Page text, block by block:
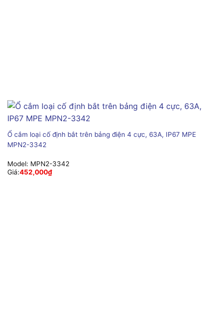
Ổ cắm loại cố định bắt trên bảng điện 4 cực, 63A, IP67 MPE
MPN2-3342
Model: MPN2-3342
Giá:452,000₫